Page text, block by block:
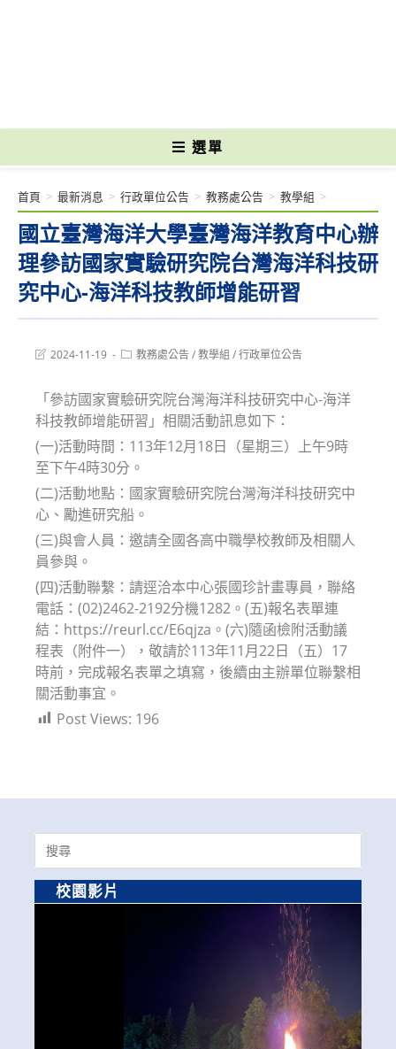
選單
國立臺灣海洋大學臺灣海洋教育中心辦
理參訪國家實驗研究院台灣海洋科技研
究中心-海洋科技教師增能研習
首頁 > 最新消息 > 行政單位公告 > 教務處公告 > 教學組 >
Post2024-11-19
Post教務處公告/教學組 /行政單位公告
「參訪國家實驗研究院台灣海洋科技研究中心-海洋
科技教師增能研習」相關活動訊息如下：
(一)活動時間：113年12月18日（星期三）上午9時
至下午4時30分。
(二)活動地點：國家實驗研究院台灣海洋科技研究中
心、勵進研究船。
(三)與會人員：邀請全國各高中職學校教師及相關人
員參與。
(四)活動聯繫：請逕洽本中心張國珍計畫專員，聯絡
電話：(02)2462-2192分機1282。(五)報名表單連
結：https://reurl.cc/E6qjza。(六)隨函檢附活動議
程表（附件一），敬請於113年11月22日（五）17
時前，完成報名表單之填寫，後續由主辦單位聯繫相
關活動事宜。
Post Views: 196
Search
for:
校園影片